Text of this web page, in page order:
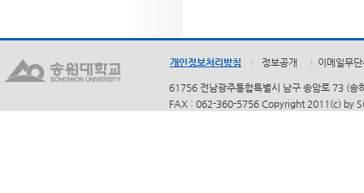
개인정보처리방침 정보공개 이메일무
61756 전남광주통합특별시 남구 송암로 73 (
FAX : 062-360-5756 Copyright 2011(c) by